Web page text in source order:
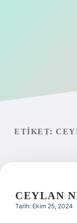
Gizlilik Politikası
ETIKET:
CEYLAN
Tarih: Ekim 25, 2024